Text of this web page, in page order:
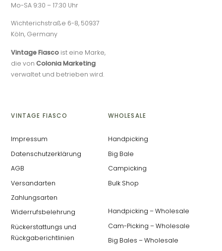
Mo-SA 9:30 – 17:30 Uhr
Wichterichstraße 6-8, 50937
Köln, Germany
Vintage Fiasco ist eine Marke,
die vonColonia Marketing
verwaltet und betrieben wird.
VINTAGE FIASCO
Impressum
Datenschutzerklärung
AGB
Versandarten
Zahlungsarten
Widerrufsbelehrung
Rückerstattungs und
Rückgaberichtlinien
WHOLESALE
Handpicking
Big Bale
Campicking
Bulk Shop
Handpicking – Wholesale
Cam-Picking – Wholesale
Big Bales – Wholesale